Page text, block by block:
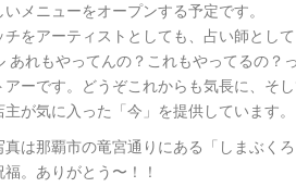
メニューをオープンする予定です。
チをアーティストとしても、占い師とし
あれもやってんの？これもやってるの？
アーです。どうぞこれからも気長に、そ
が気に入った「今」を提供しています。
真は那覇市の竜宮通りにある「しまぶく
。ありがとう〜！！